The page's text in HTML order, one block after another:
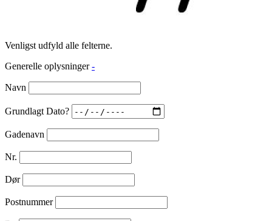
Venligst udfyld alle felterne.
Generelle oplysninger -
Navn
Grundlagt Dato?
Gadenavn
Nr.
Dør
Postnummer